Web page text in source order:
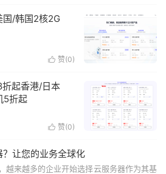
/韩国2核2G
 赞(0)
起香港/日本
5折起
 赞(0)
让您的业务全球化
越来越多的企业开始选择云服务器作为其基